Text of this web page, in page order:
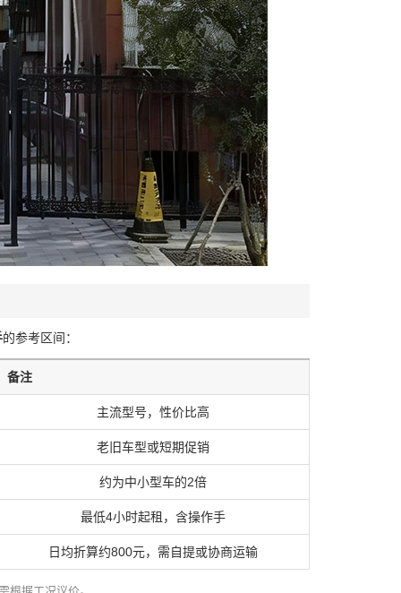
的参考区间：
备注
主流型号，性价比高
老旧车型或短期促销
约为中小型车的2倍
最低4小时起租，含操作手
日均折算约800元，需自提或协商运输